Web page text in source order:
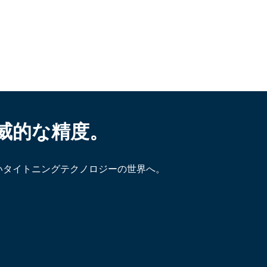
的な精度。
イトニングテクノロジーの世界へ。